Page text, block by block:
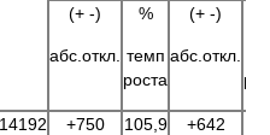
(+ -)
абс.откл.
%
темп
роста
(+ -)
абс.откл.
14192 +750 105,9 +642